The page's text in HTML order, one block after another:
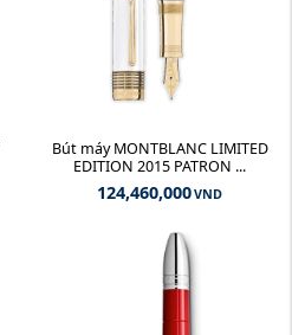
Bút máy MONTBLANC LIMITED
EDITION 2015 PATRON ...
124,460,000VND